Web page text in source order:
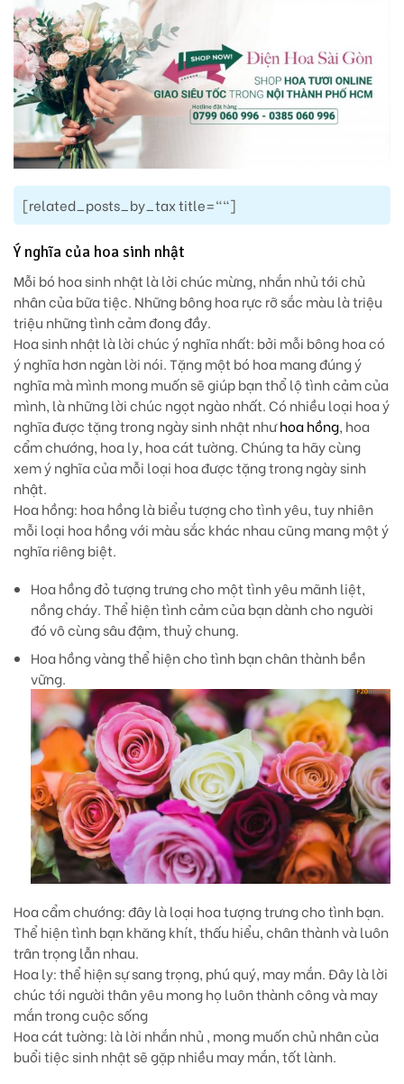
[related_posts_by_tax title=""]
Ý nghĩa của hoa sinh nhật
Mỗi bó hoa sinh nhật là lời chúc mừng, nhắn nhủ tới chủ
nhân của bữa tiệc. Những bông hoa rực rỡ sắc màu là triệu
triệu những tình cảm đong đầy.
Hoa sinh nhật là lời chúc ý nghĩa nhất: bởi mỗi bông hoa có
ý nghĩa hơn ngàn lời nói. Tặng một bó hoa mang đúng ý
nghĩa mà mình mong muốn sẽ giúp bạn thổ lộ tình cảm của
mình, là những lời chúc ngọt ngào nhất. Có nhiều loại hoa ý
nghĩa được tặng trong ngày sinh nhật nhưhoa hồng, hoa
cẩm chướng, hoa ly, hoa cát tường. Chúng ta hãy cùng
xem ý nghĩa của mỗi loại hoa được tặng trong ngày sinh
nhật.
Hoa hồng: hoa hồng là biểu tượng cho tình yêu, tuy nhiên
mỗi loại hoa hồng với màu sắc khác nhau cũng mang một ý
nghĩa riêng biệt.
Hoa hồng đỏtượng trưng cho một tình yêu mãnh liệt,
nồng cháy. Thể hiện tình cảm của bạn dành cho người
đó vô cùng sâu đậm, thuỷ chung.
Hoa hồng vàngthể hiện cho tình bạn chân thành bền
vững.
Hoa cẩm chướng: đây là loại hoa tượng trưng cho tình bạn.
Thể hiện tình bạn khăng khít, thấu hiểu, chân thành và luôn
trân trọng lẫn nhau.
Hoa ly: thể hiện sự sang trọng, phú quý, may mắn. Đây là lời
chúc tới người thân yêu mong họ luôn thành công và may
mắn trong cuộc sống
Hoa cát tường: là lời nhắn nhủ , mong muốn chủ nhân của
buổi tiệc sinh nhật sẽ gặp nhiều may mắn, tốt lành.